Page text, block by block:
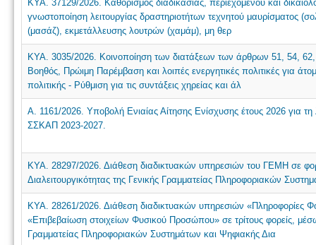
ΚΥΑ. 37129/2026. Καθορισμός διαδικασίας, περιεχομένου και
γνωστοποίηση λειτουργίας δραστηριοτήτων τεχνητού μαυρίσματος
(μασάζ), εκμετάλλευσης λουτρών (χαμάμ), μη θερ
ΚΥΑ. 3035/2026. Κοινοποίηση των διατάξεων των άρθρων 51, 54,
Βοηθός, Πρώιμη Παρέμβαση και λοιπές ενεργητικές πολιτικές για
πολιτικής - Ρύθμιση για τις συντάξεις χηρείας και άλ
Α. 1161/2026. Υποβολή Ενιαίας Αίτησης Ενίσχυσης έτους 2026 για
ΣΣΚΑΠ 2023-2027.
ΚΥΑ. 28297/2026. Διάθεση διαδικτυακών υπηρεσιών του ΓΕΜΗ σε
Διαλειτουργικότητας της Γενικής Γραμματείας Πληροφοριακών
ΚΥΑ. 28261/2026. Διάθεση διαδικτυακών υπηρεσιών
«Επιβεβαίωση στοιχείων Φυσικού Προσώπου» σε τρίτους φορείς,
Γραμματείας Πληροφοριακών Συστημάτων και Ψηφιακής Δια